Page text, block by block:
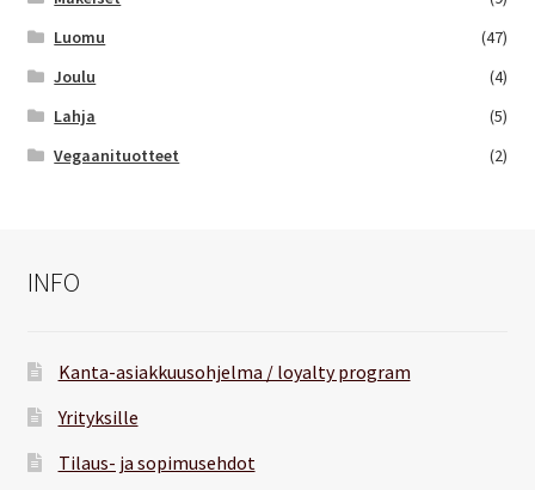
Luomu
(47)
Joulu
(4)
Lahja
(5)
Vegaanituotteet
(2)
INFO
Kanta-asiakkuusohjelma / loyalty program
Yrityksille
Tilaus- ja sopimusehdot